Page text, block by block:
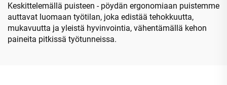
Keskittelemällä puisteen - pöydän ergonomiaan puistemme
auttavat luomaan työtilan, joka edistää tehokkuutta,
mukavuutta ja yleistä hyvinvointia, vähentämällä kehon
paineita pitkissä työtunneissa.